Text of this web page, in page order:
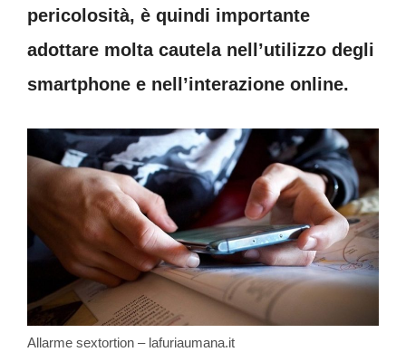
pericolosità, è quindi importante
adottare molta cautela nell’utilizzo degli
smartphone e nell’interazione online.
Allarme sextortion – lafuriaumana.it